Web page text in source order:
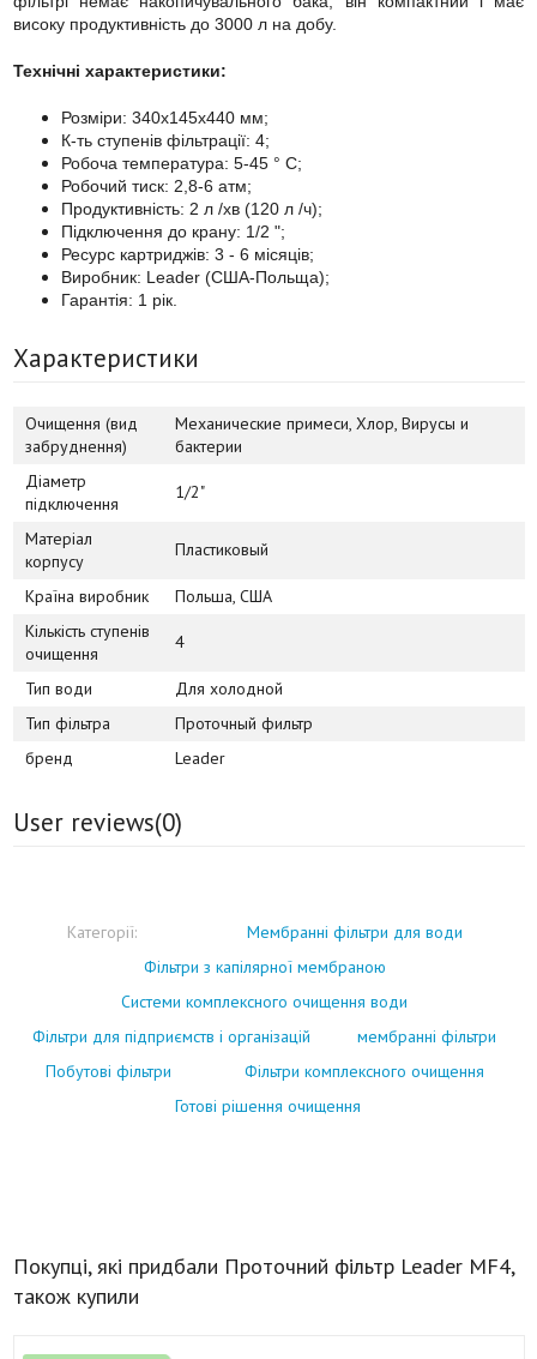
високу продуктивність до 3000 л на добу.
Технічні характеристики:
Розміри: 340x145x440 мм;
К-ть ступенів фільтрації: 4;
Робоча температура: 5-45 ° C;
Робочий тиск: 2,8-6 атм;
Продуктивність: 2 л /хв (120 л /ч);
Підключення до крану: 1/2 ";
Ресурс картриджів: 3 - 6 місяців;
Виробник: Leader (США-Польща);
Гарантія: 1 рік.
Характеристики
Очищення (вид
забруднення)
Механические примеси, Хлор, Вирусы и
бактерии
Діаметр
підключення
1/2"
Матеріал
корпусу
Пластиковый
Країна виробник
Польша, США
Кількість ступенів
очищення
4
Тип води
Для холодной
Тип фільтра
Проточный фильтр
бренд
Leader
User reviews(0)
Категорії:
Мембранні фільтри для води
Фільтри з капілярної мембраною
Системи комплексного очищення води
Фільтри для підприємств і організацій
мембранні фільтри
Побутові фільтри
Фільтри комплексного очищення
Готові рішення очищення
Покупці, які придбали Проточний фільтр Leader MF4,
також купили